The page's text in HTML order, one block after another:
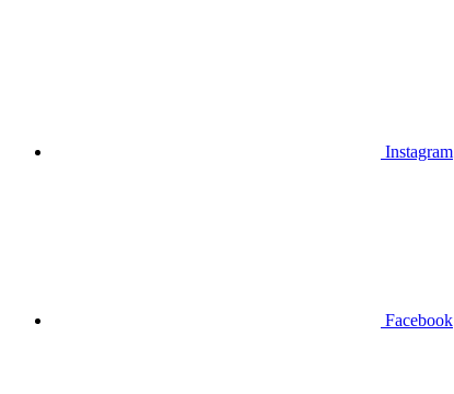
Instagram
Facebook